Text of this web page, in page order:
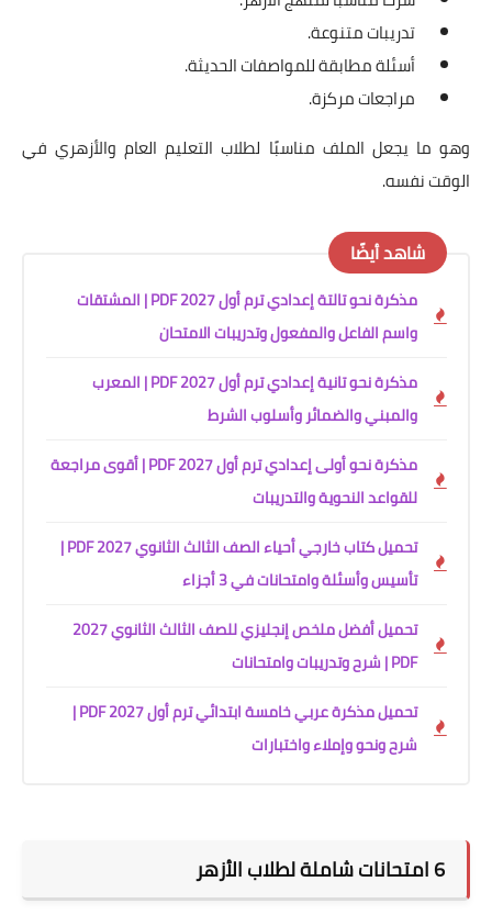
تدريبات متنوعة.
أسئلة مطابقة للمواصفات الحديثة.
مراجعات مركزة.
وهو ما يجعل الملف مناسبًا لطلاب التعليم العام والأزهري في
الوقت نفسه.
شاهد أيضًا
مذكرة نحو تالتة إعدادي ترم أول 2027 PDF | المشتقات
واسم الفاعل والمفعول وتدريبات الامتحان
مذكرة نحو تانية إعدادي ترم أول 2027 PDF | المعرب
والمبني والضمائر وأسلوب الشرط
مذكرة نحو أولى إعدادي ترم أول 2027 PDF | أقوى مراجعة
للقواعد النحوية والتدريبات
تحميل كتاب خارجي أحياء الصف الثالث الثانوي 2027 PDF |
تأسيس وأسئلة وامتحانات في 3 أجزاء
تحميل أفضل ملخص إنجليزي للصف الثالث الثانوي 2027
PDF | شرح وتدريبات وامتحانات
تحميل مذكرة عربي خامسة ابتدائي ترم أول 2027 PDF |
شرح ونحو وإملاء واختبارات
6 امتحانات شاملة لطلاب الأزهر